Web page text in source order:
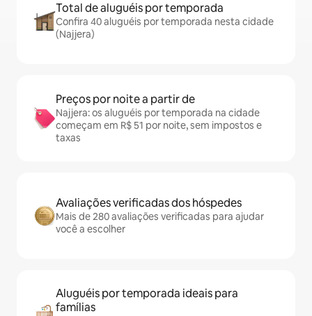
Total de aluguéis por temporada
Confira 40 aluguéis por temporada nesta cidade
(Najjera)
Preços por noite a partir de
Najjera: os aluguéis por temporada na cidade
começam em R$ 51 por noite, sem impostos e
taxas
Avaliações verificadas dos hóspedes
Mais de 280 avaliações verificadas para ajudar
você a escolher
Aluguéis por temporada ideais para
famílias